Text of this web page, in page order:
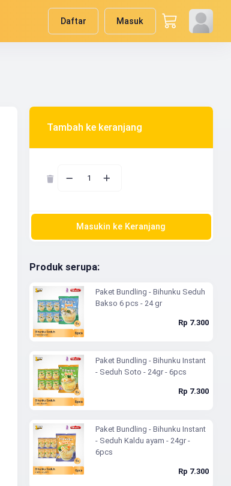
Daftar Masuk
Tambah ke keranjang
1
Masukin ke Keranjang
Produk serupa:
Paket Bundling - Bihunku Seduh
Bakso 6 pcs - 24 gr
Rp 7.300
Paket Bundling - Bihunku Instant
- Seduh Soto - 24gr - 6pcs
Rp 7.300
Paket Bundling - Bihunku Instant
- Seduh Kaldu ayam - 24gr -
6pcs
Rp 7.300